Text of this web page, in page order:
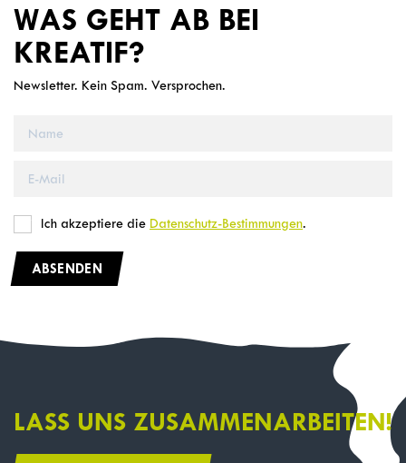
WAS GEHT AB BEI
KREATIF?
Newsletter. Kein Spam. Versprochen.
Ich akzeptiere die Datenschutz-Bestimmungen.
ABSENDEN
LASS UNS ZUSAMMENARBEITEN!